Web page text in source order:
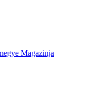
Magazinja